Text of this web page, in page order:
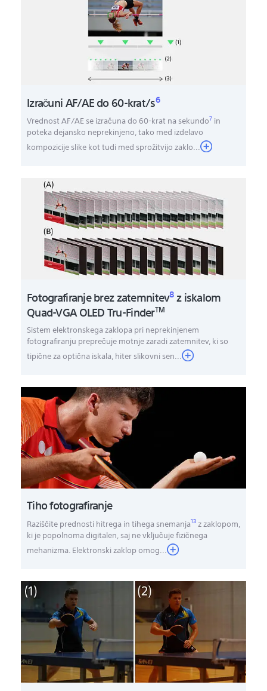
Izračuni AF/AE do 60-krat/s6
Vrednost AF/AE se izračuna do 60-krat na sekundo7in
poteka dejansko neprekinjeno, tako med izdelavo
kompozicije slike kot tudi med sprožitvijo zaklo...
Fotografiranje brez zatemnitev8z iskalom
Quad-VGA OLED Tru-FinderTM
Sistem elektronskega zaklopa pri neprekinjenem
fotografiranju preprečuje motnje zaradi zatemnitev, ki so
tipične za optična iskala, hiter slikovni sen...
Tiho fotografiranje
Raziščite prednosti hitrega in tihega snemanja13z zaklopom,
ki je popolnoma digitalen, saj ne vključuje fizičnega
mehanizma. Elektronski zaklop omog...